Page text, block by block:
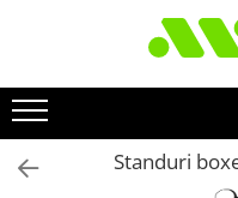
Standuri